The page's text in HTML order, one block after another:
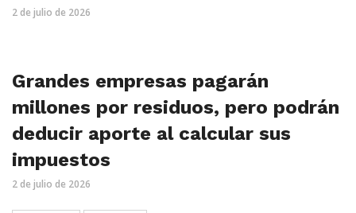
2 de julio de 2026
Grandes empresas pagarán
millones por residuos, pero podrán
deducir aporte al calcular sus
impuestos
2 de julio de 2026